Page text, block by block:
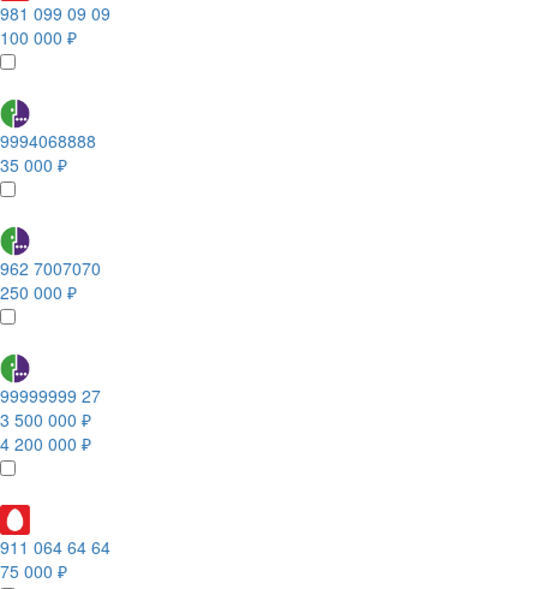
981 099 09 09
100 000 ₽
9994068888
35 000 ₽
962 7007070
250 000 ₽
99999999 27
3 500 000 ₽
4 200 000 ₽
911 064 64 64
75 000 ₽